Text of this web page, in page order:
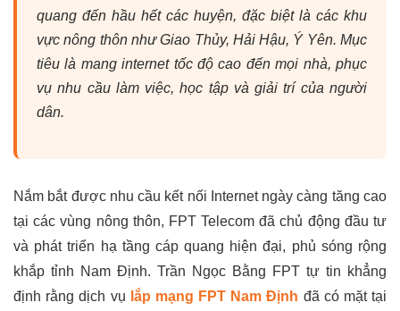
quang đến hầu hết các huyện, đặc biệt là các khu
vực nông thôn như Giao Thủy, Hải Hậu, Ý Yên. Mục
tiêu là mang internet tốc độ cao đến mọi nhà, phục
vụ nhu cầu làm việc, học tập và giải trí của người
dân.
Nắm bắt được nhu cầu kết nối Internet ngày càng tăng cao
tại các vùng nông thôn, FPT Telecom đã chủ động đầu tư
và phát triển hạ tầng cáp quang hiện đại, phủ sóng rộng
khắp tỉnh Nam Định. Trần Ngọc Bằng FPT tự tin khẳng
định rằng dịch vụ lắp mạng FPT Nam Định đã có mặt tại